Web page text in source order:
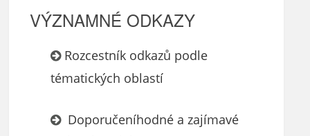
VÝZNAMNÉ ODKAZY
Rozcestník odkazů podle
tématických oblastí
Doporučeníhodné a zajímavé